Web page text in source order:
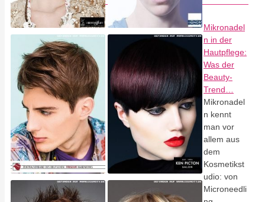
Mikronadel
n in der
Hautpflege:
Was der
Beauty-
Trend…
Mikronadel
n kennt
man vor
allem aus
dem
Kosmetikst
udio: von
Microneedli